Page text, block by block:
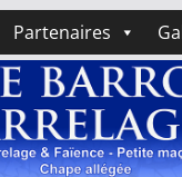
Partenaires